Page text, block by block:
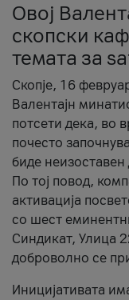
Овој
скопски
темата за
Скопје, 16
Валентајн
потсети дека, во
почесто
биде
По тој повод,
активација
со шест
Синдикат, Улица
доброволно се
Иницијативата